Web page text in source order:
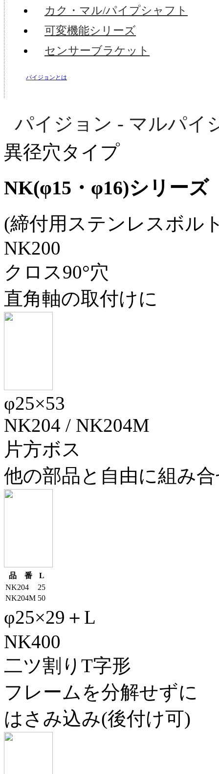
カク・マル/パイプシャフト
可変機能シリーズ
センサーブラケット
パイジョンとは
パイジョン - マルパイ
異径穴タイプ
NK(φ15・φ16)シリーズ
(締付用ステンレスボル
NK200
クロス90°穴
直角軸の取付けに
φ25×53
NK204 / NK204M
片方ボス
他の部品と自由に組み
品 番
L
NK204
25
NK204M 50
φ25×29＋L
NK400
二ツ割りT字形
フレームを分解せずに
はさみ込み(後付け可)